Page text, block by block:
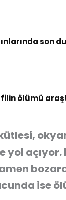
son
filin ölümü
yol
ise